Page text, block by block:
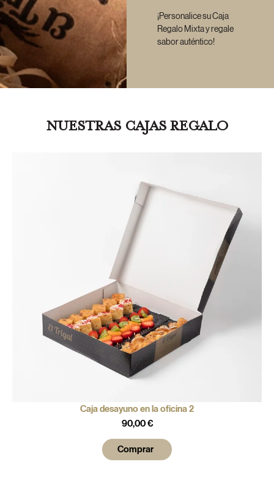
¡Personalice su Caja
Regalo Mixta y regale
sabor auténtico!
NUESTRAS CAJAS REGALO
Caja desayuno en la oficina 2
90,00€
Comprar